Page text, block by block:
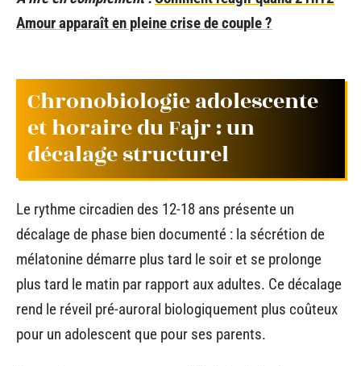
Amour apparaît en pleine crise de couple ?
Chronobiologie adolescente
et horaire du Fajr : un
décalage structurel
Le rythme circadien des 12-18 ans présente un
décalage de phase bien documenté : la sécrétion de
mélatonine démarre plus tard le soir et se prolonge
plus tard le matin par rapport aux adultes. Ce décalage
rend le réveil pré-auroral biologiquement plus coûteux
pour un adolescent que pour ses parents.